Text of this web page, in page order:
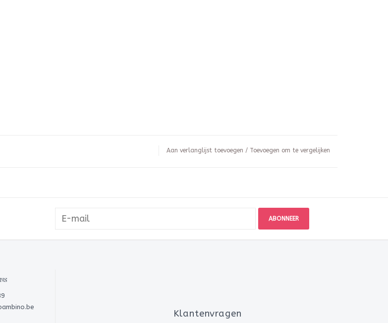
Aan verlanglijst toevoegen / Toevoegen om te vergelijken
ABONNEER
Klantenvragen